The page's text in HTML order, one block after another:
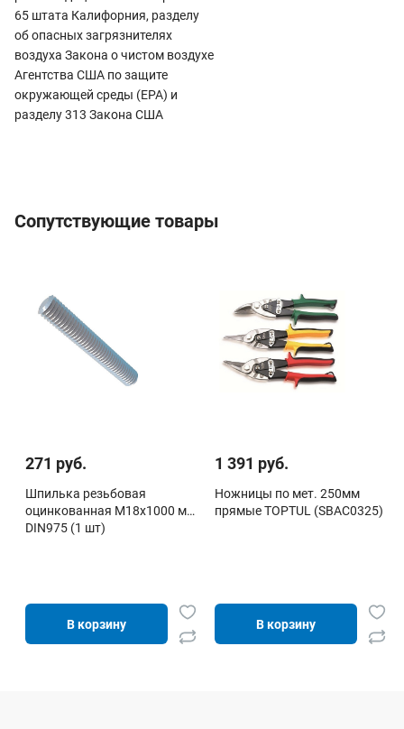
65 штата Калифорния, разделу
об опасных загрязнителях
воздуха Закона о чистом воздухе
Агентства США по защите
окружающей среды (EPA) и
разделу 313 Закона США
Сопутствующие товары
271 руб.
Шпилька резьбовая
оцинкованная М18х1000 мм
DIN975 (1 шт)
В корзину
1 391 руб.
Ножницы по мет. 250мм
прямые TOPTUL (SBAC0325)
В корзину